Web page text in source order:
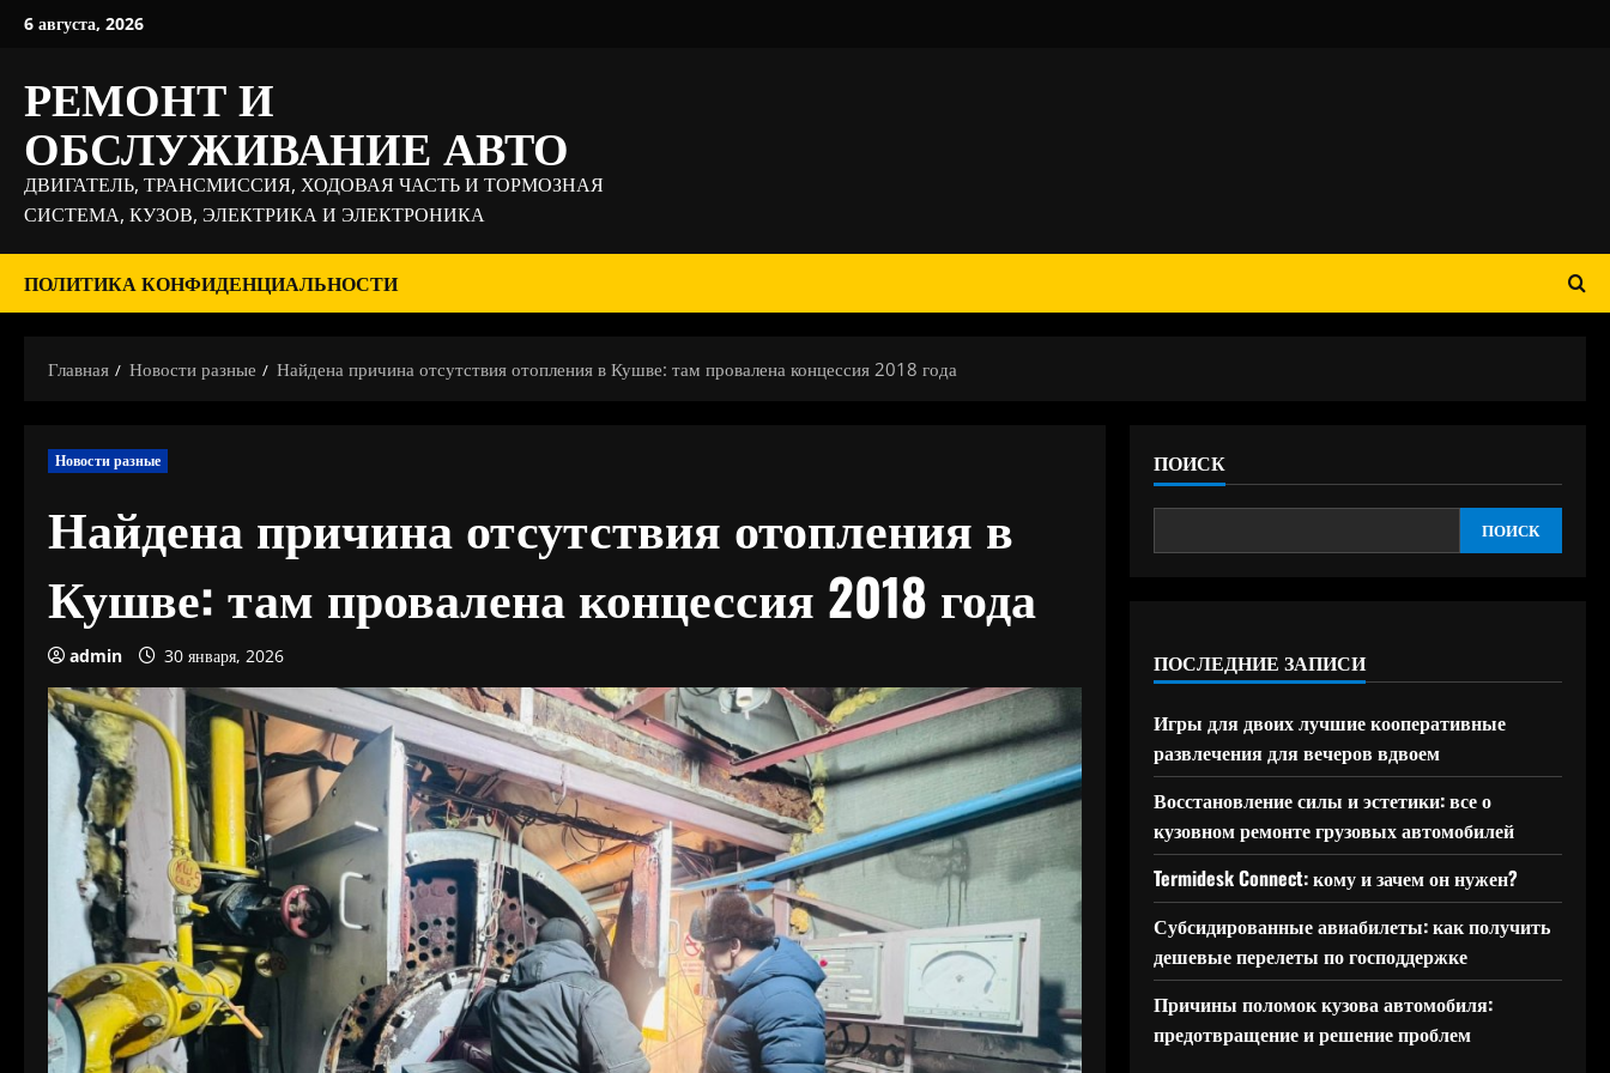
Перейти
6 августа, 2026
РЕМОНТ И
ОБСЛУЖИВАНИЕ АВТО
ДВИГАТЕЛЬ, ТРАНСМИССИЯ, ХОДОВАЯ ЧАСТЬ И ТОРМОЗНАЯ
СИСТЕМА, КУЗОВ, ЭЛЕКТРИКА И ЭЛЕКТРОНИКА
ПОЛИТИКА КОНФИДЕНЦИАЛЬНОСТИ
Главная Новости разные Найдена причина отсутствия отопления в Кушве: там провалена концессия 2018 года
Новости разные
Найдена причина отсутствия отопления в
Кушве: там провалена концессия 2018 года
admin 30 января, 2026
ПОИСК
ПОИСК
ПОСЛЕДНИЕ ЗАПИСИ
Игры для двоих лучшие кооперативные
развлечения для вечеров вдвоем
Восстановление силы и эстетики: все о
кузовном ремонте грузовых автомобилей
Termidesk Connect: кому и зачем он нужен?
Субсидированные авиабилеты: как получить
дешевые перелеты по господдержке
Причины поломок кузова автомобиля:
предотвращение и решение проблем